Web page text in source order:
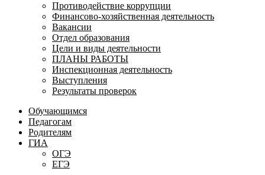
Противодействие коррупции
Финансово-хозяйственная деятельность
Вакансии
Отдел образования
Цели и виды деятельности
ПЛАНЫ РАБОТЫ
Инспекционная деятельность
Выступления
Результаты проверок
Обучающимся
Педагогам
Родителям
ГИА
ОГЭ
ЕГЭ